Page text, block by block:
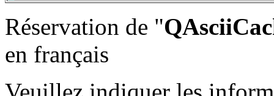
Réservation de "
en français